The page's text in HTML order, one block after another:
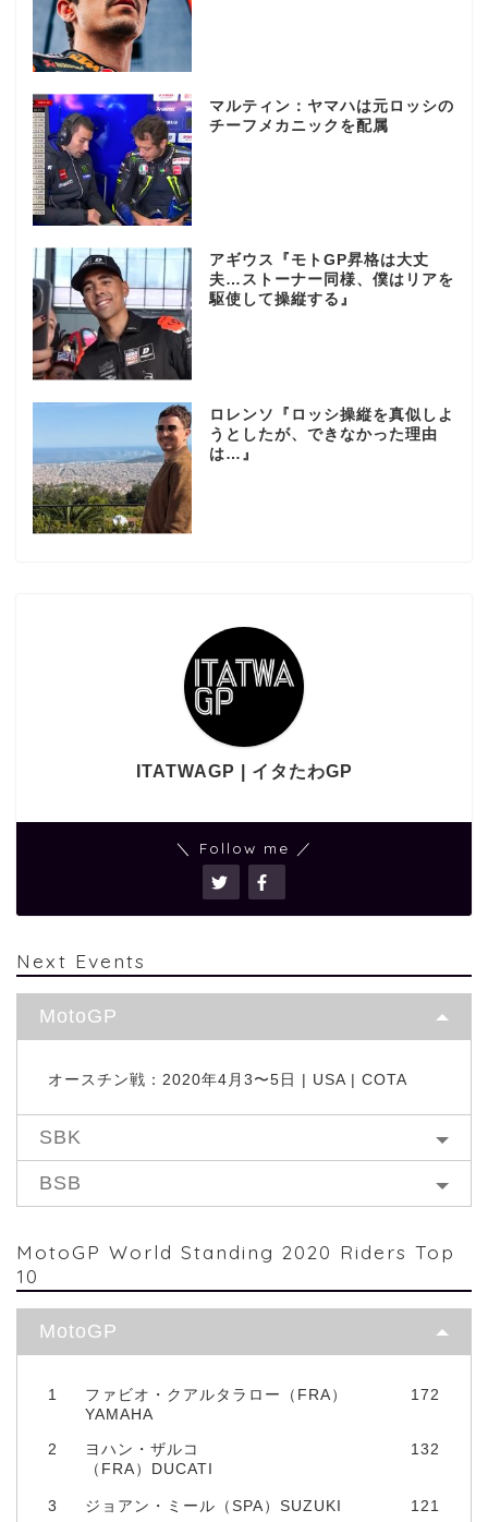
マルティン：ヤマハは元ロッシの
チーフメカニックを配属
アギウス『モトGP昇格は大丈
夫…ストーナー同様、僕はリアを
駆使して操縦する』
ロレンソ『ロッシ操縦を真似しよ
うとしたが、できなかった理由
は…』
ITATWAGP | イタたわGP
＼ Follow me ／
Next Events
MotoGP
オースチン戦：2020年4月3〜5日 | USA | COTA
SBK
BSB
MotoGP World Standing 2020 Riders Top
10
MotoGP
1
ファビオ・クアルタラロー（FRA）
YAMAHA
172
2
ヨハン・ザルコ
（FRA）DUCATI
132
3 ジョアン・ミール（SPA）SUZUKI 121